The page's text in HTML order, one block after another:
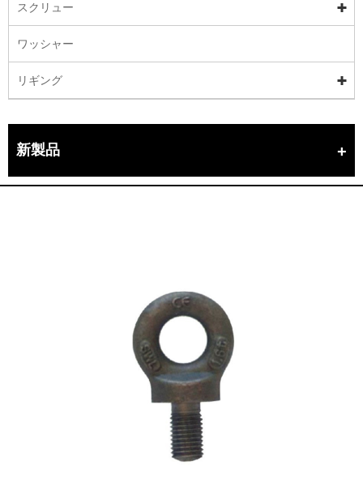
スクリュー
ワッシャー
リギング
新製品